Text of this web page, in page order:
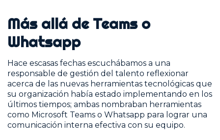
Más allá de Teams o
Whatsapp
Hace escasas fechas escuchábamos a una
responsable de gestión del talento reflexionar
acerca de las nuevas herramientas tecnológicas que
su organización había estado implementando en los
últimos tiempos; ambas nombraban herramientas
como Microsoft Teams o Whatsapp para lograr una
comunicación interna efectiva con su equipo.